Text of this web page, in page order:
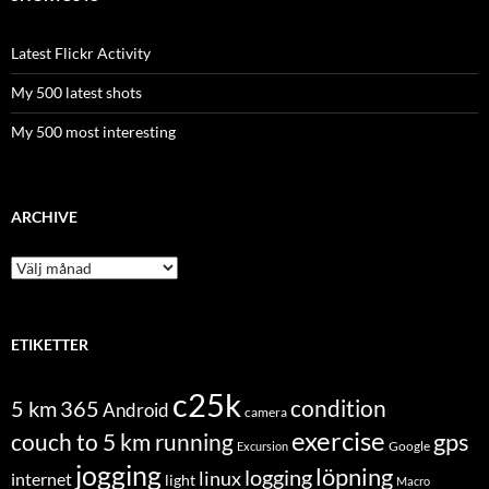
Latest Flickr Activity
My 500 latest shots
My 500 most interesting
ARCHIVE
Archive
ETIKETTER
5 km365Android c25k camera condition
couch to 5 km running Excursion exercise Google gps
internet jogging light linuxlogginglöpning Macro